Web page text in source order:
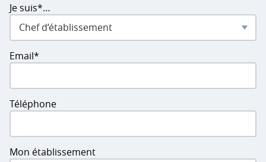
Je suis*…
Chef d’établissement
Email*
Téléphone
Mon établissement